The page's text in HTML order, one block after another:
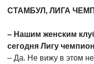
СТАМБУЛ, ЛИГА
– Нашим женским
сегодня Лигу
– Да. Не вижу в этом